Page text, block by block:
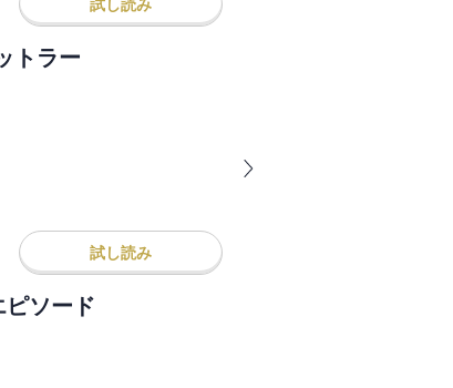
試し読み
トラー
試し読み
ピソード